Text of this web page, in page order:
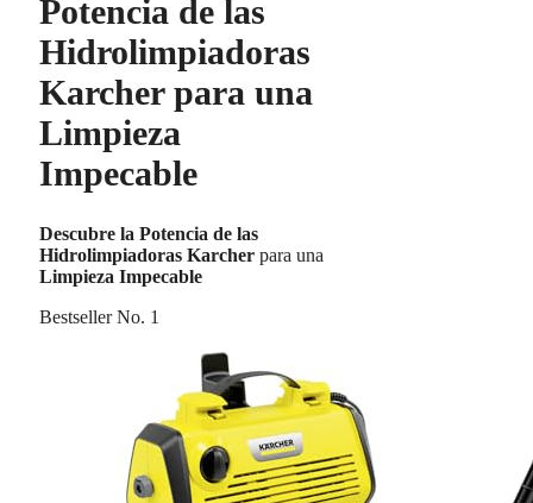
Potencia de las
Hidrolimpiadoras
Karcher para una
Limpieza
Impecable
Descubre la Potencia de las
Hidrolimpiadoras Karcher para una
Limpieza Impecable
Bestseller No. 1